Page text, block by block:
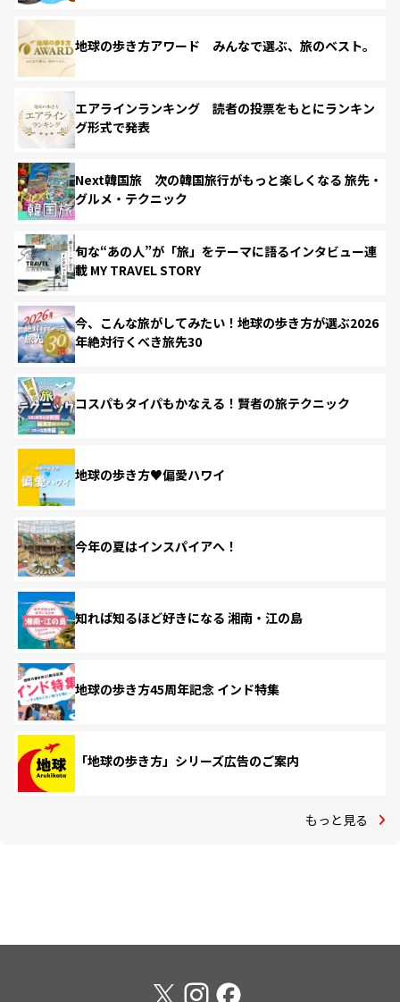
地球の歩き方アワード みんなで選ぶ、旅のベスト。
エアラインランキング 読者の投票をもとにランキン
グ形式で発表
Next韓国旅 次の韓国旅行がもっと楽しくなる 旅先・
グルメ・テクニック
旬な“あの人”が「旅」をテーマに語るインタビュー連
載 MY TRAVEL STORY
今、こんな旅がしてみたい！地球の歩き方が選ぶ2026
年絶対行くべき旅先30
コスパもタイパもかなえる！賢者の旅テクニック
地球の歩き方♥偏愛ハワイ
今年の夏はインスパイアへ！
知れば知るほど好きになる 湘南・江の島
地球の歩き方45周年記念 インド特集
「地球の歩き方」シリーズ広告のご案内
もっと見る